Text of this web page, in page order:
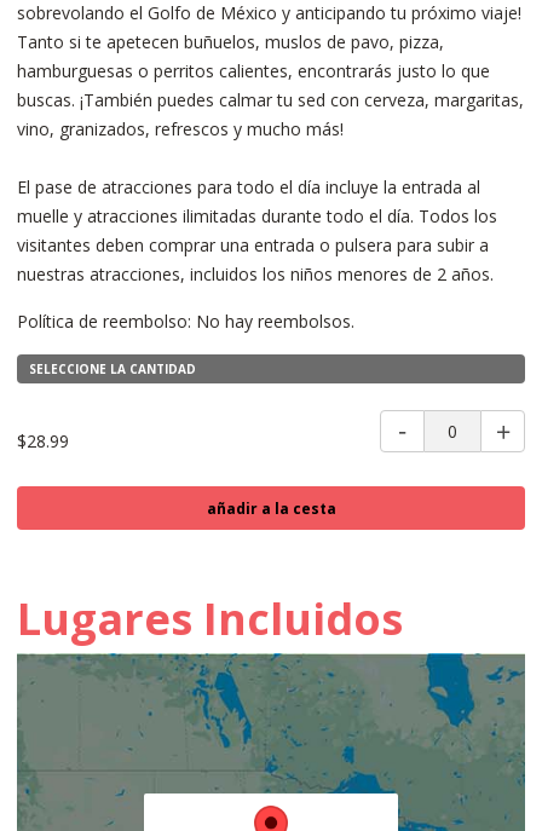
sobrevolando el Golfo de México y anticipando tu próximo viaje!
Tanto si te apetecen buñuelos, muslos de pavo, pizza,
hamburguesas o perritos calientes, encontrarás justo lo que
buscas. ¡También puedes calmar tu sed con cerveza, margaritas,
vino, granizados, refrescos y mucho más!
El pase de atracciones para todo el día incluye la entrada al
muelle y atracciones ilimitadas durante todo el día. Todos los
visitantes deben comprar una entrada o pulsera para subir a
nuestras atracciones, incluidos los niños menores de 2 años.
Política de reembolso: No hay reembolsos.
SELECCIONE LA CANTIDAD
$28.99 0
añadir a la cesta
Lugares Incluidos